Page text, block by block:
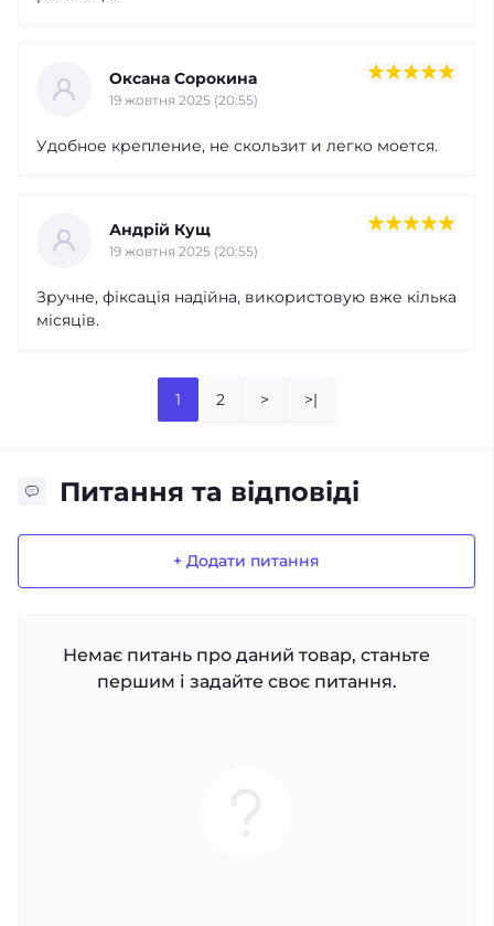
Оксана Сорокина
19 жовтня 2025 (20:55)
Удобное крепление, не скользит и легко моется.
Андрій Кущ
19 жовтня 2025 (20:55)
Зручне, фіксація надійна, використовую вже кілька
місяців.
1 2 > >|
Питання та відповіді
+ Додати питання
Немає питань про даний товар, станьте
першим і задайте своє питання.